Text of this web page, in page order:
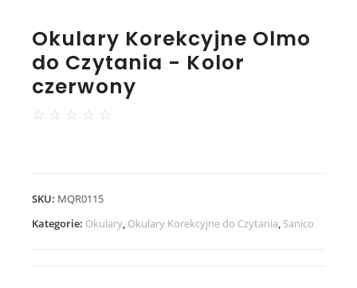
Okulary Korekcyjne Olmo
do Czytania - Kolor
czerwony
☆ ☆ ☆ ☆ ☆
SKU: MQR0115
Kategorie: Okulary, Okulary Korekcyjne do Czytania, Sanico